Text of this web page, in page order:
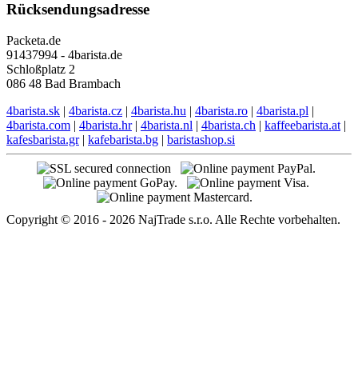
Rücksendungsadresse
Packeta.de
91437994 - 4barista.de
Schloßplatz 2
086 48 Bad Brambach
4barista.sk | 4barista.cz | 4barista.hu | 4barista.ro | 4barista.pl |
4barista.com | 4barista.hr| 4barista.nl | 4barista.ch | kaffeebarista.at |
kafesbarista.gr| kafebarista.bg | baristashop.si
Copyright © 2016 - 2026 NajTrade s.r.o. Alle Rechte vorbehalten.